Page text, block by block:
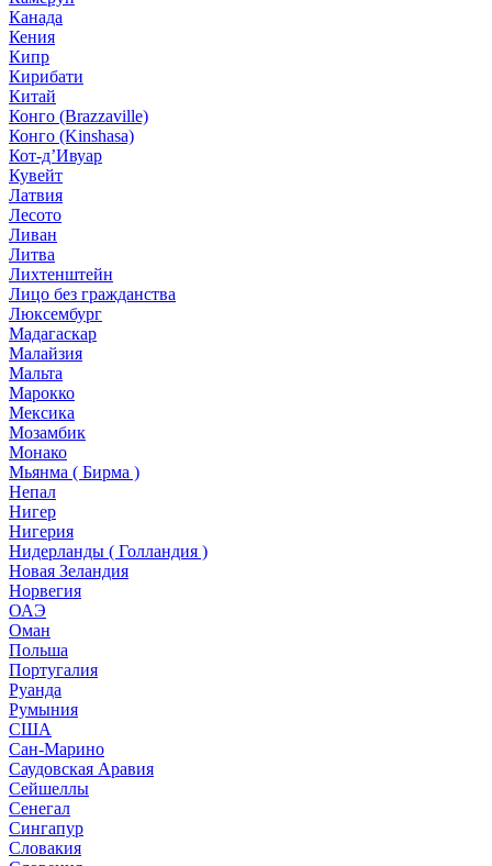
Канада
Кения
Кипр
Кирибати
Китай
Конго (Brazzaville)
Конго (Kinshasa)
Кот-д’Ивуар
Кувейт
Латвия
Лесото
Ливан
Литва
Лихтенштейн
Лицо без гражданства
Люксембург
Мадагаскар
Малайзия
Мальта
Марокко
Мексика
Мозамбик
Монако
Мьянма ( Бирма )
Непал
Нигер
Нигерия
Нидерланды ( Голландия )
Новая Зеландия
Норвегия
ОАЭ
Оман
Польша
Португалия
Руанда
Румыния
США
Сан-Марино
Саудовская Аравия
Сейшеллы
Сенегал
Сингапур
Словакия